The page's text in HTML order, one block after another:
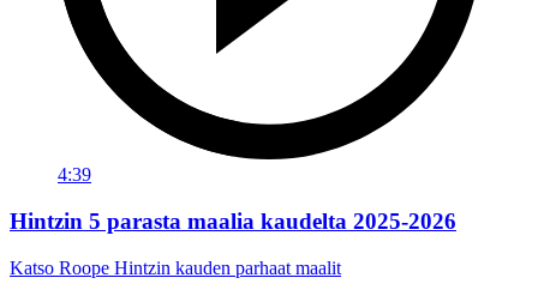
4:39
Hintzin 5 parasta maalia kaudelta 2025-2026
Katso Roope Hintzin kauden parhaat maalit